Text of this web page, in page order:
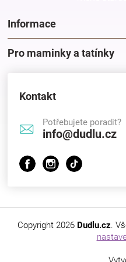
Informace
Pro maminky a tatínky
Kontakt
Potřebujete poradit?
info@dudlu.cz
Copyright 2026 Dudlu.cz.